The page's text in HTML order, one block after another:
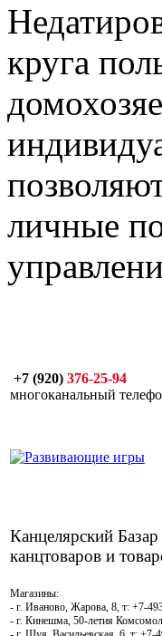
круга
личные
+7 (920) 376-25-94
многоканальный
Канцелярский
канцтоваров и
Магазины:
- г. Иваново, Жарова, 8, т: +7-
- г. Кинешма, 50-летия